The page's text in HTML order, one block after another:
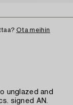
Ota meihin
unglazed and
signed AN.